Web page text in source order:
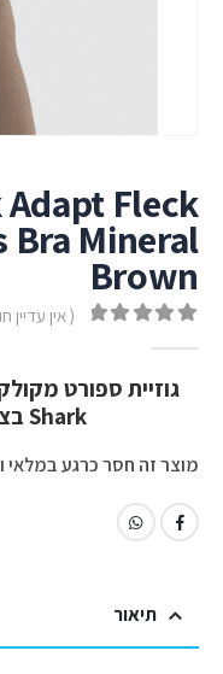
Fleck
Bra Mineral
Brown
( אין עדיין
Shark בצבע Mineral Brown
מוצר זה חסר כרגע במלאי
תיאור